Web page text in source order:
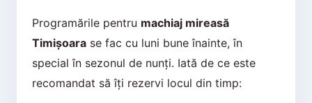
Programările pentru machiaj mireasă
Timișoarase fac cu luni bune înainte, în
special în sezonul de nunți. Iată de ce este
recomandat să îți rezervi locul din timp: